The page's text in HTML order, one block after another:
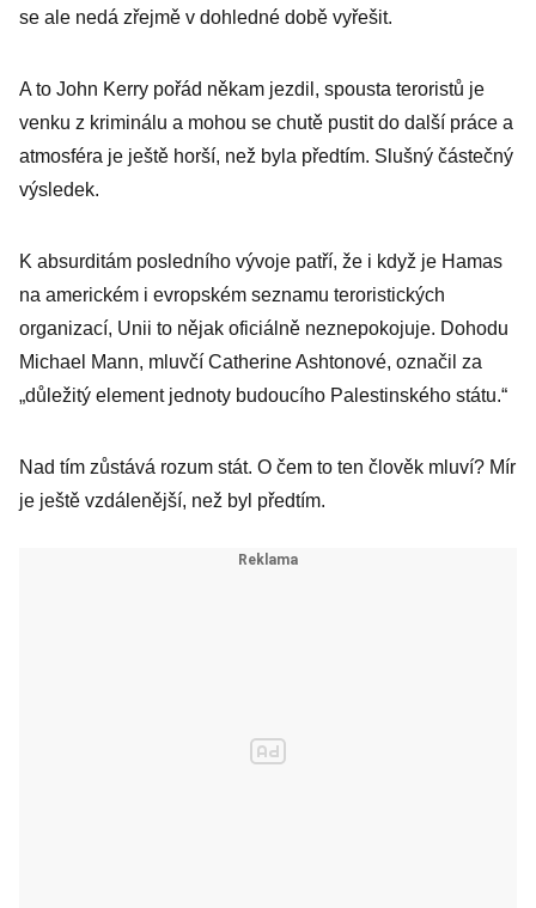
se ale nedá zřejmě v dohledné době vyřešit.
A to John Kerry pořád někam jezdil, spousta teroristů je
venku z kriminálu a mohou se chutě pustit do další práce a
atmosféra je ještě horší, než byla předtím. Slušný částečný
výsledek.
K absurditám posledního vývoje patří, že i když je Hamas
na americkém i evropském seznamu teroristických
organizací, Unii to nějak oficiálně neznepokojuje. Dohodu
Michael Mann, mluvčí Catherine Ashtonové, označil za
„důležitý element jednoty budoucího Palestinského státu.“
Nad tím zůstává rozum stát. O čem to ten člověk mluví? Mír
je ještě vzdálenější, než byl předtím.